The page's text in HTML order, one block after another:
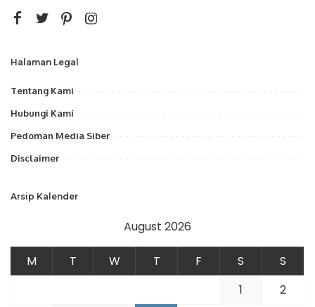
Halaman Legal
Tentang Kami
Hubungi Kami
Pedoman Media Siber
Disclaimer
Arsip Kalender
August 2026
M T W T F S
S
1
2